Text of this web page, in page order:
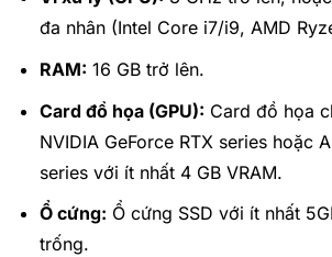
đa nhân (Intel Core i7/i9, AMD
RAM: 16 GB trở lên.
Card đồ họa (GPU): Card đồ họa
NVIDIA GeForce RTX series hoặc
series với ít nhất 4 GB VRAM.
Ổ cứng: Ổ cứng SSD với ít nhất
trống.